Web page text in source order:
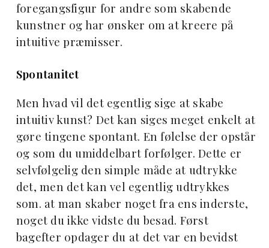
foregangsfigur for andre som skabende
kunstner og har ønsker om at kreere på
intuitive præmisser.
Spontanitet
Men hvad vil det egentlig sige at skabe
intuitiv kunst? Det kan siges meget enkelt at
gøre tingene spontant. En følelse der opstår
og som du umiddelbart forfølger. Dette er
selvfølgelig den simple måde at udtrykke
det, men det kan vel egentlig udtrykkes
som. at man skaber noget fra ens inderste,
noget du ikke vidste du besad. Først
bagefter opdager du at det var en bevidst